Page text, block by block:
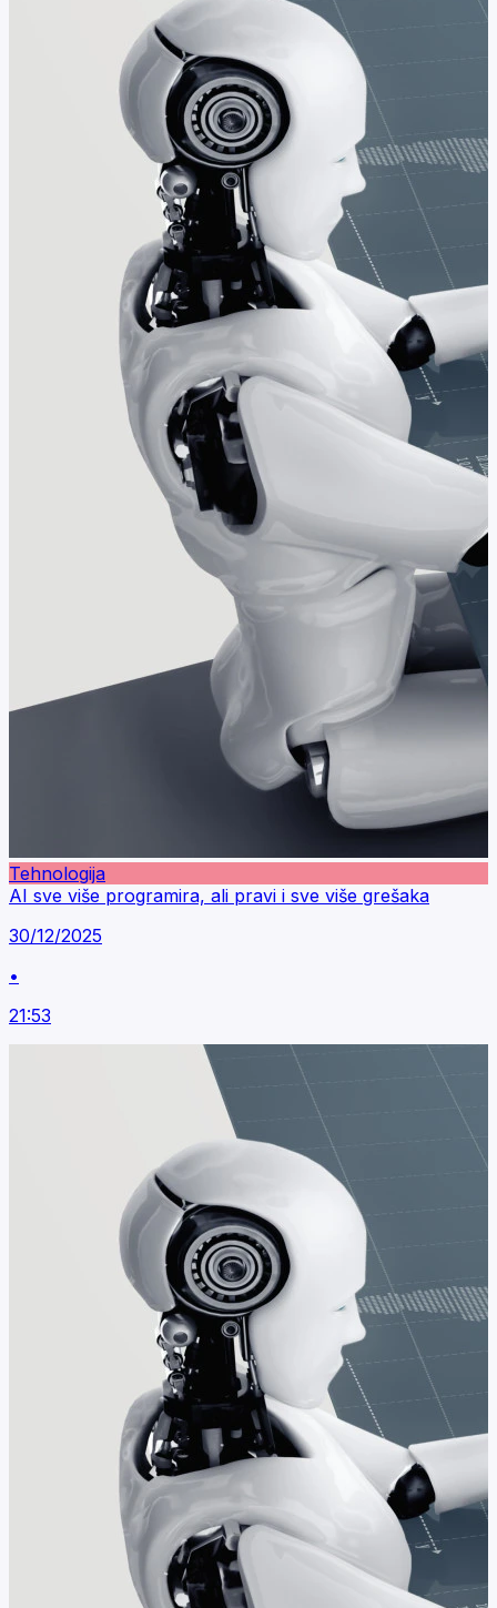
Tehnologija
AI sve više programira, ali pravi i sve više grešaka
30/12/2025
•
21:53